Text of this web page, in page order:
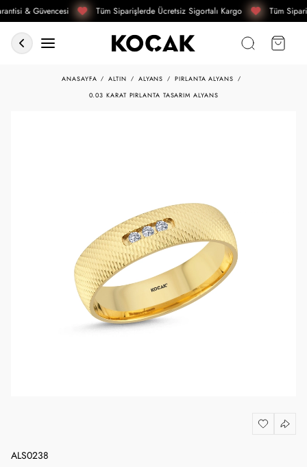
& Güvencesi Tüm Siparişlerde Ücretsiz Sigortalı Kargo Tüm
ANASAYFA ALTIN ALYANS
PIRLANTA ALYANS
0.03 KARAT PIRLANTA TASARIM ALYANS
ALS0238